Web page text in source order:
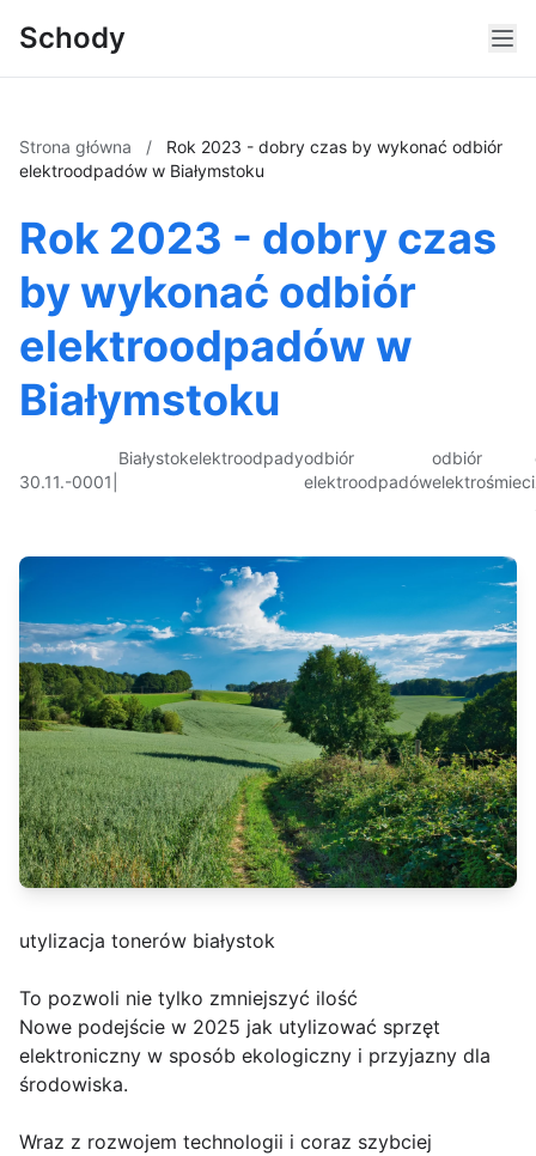
Schody
Strona główna /
Rok 2023 - dobry czas by wykonać odbiór
elektroodpadów w Białymstoku
Rok 2023 - dobry czas
by wykonać odbiór
elektroodpadów w
Białymstoku
30.11.-0001
Białystokelektroodpadyodbiór
elektroodpadów
odbiór
elektrośmieci
utylizacja tonerów białystok
To pozwoli nie tylko zmniejszyć ilość
Nowe podejście w 2025 jak utylizować sprzęt
elektroniczny w sposób ekologiczny i przyjazny dla
środowiska.
Wraz z rozwojem technologii i coraz szybciej